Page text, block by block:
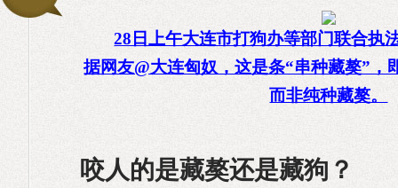
28日上午大连市打狗办等部门联合执
据网友@大连匈奴，这是条“串种藏獒”，
而非纯种藏獒。
咬人的是藏獒还是藏狗？